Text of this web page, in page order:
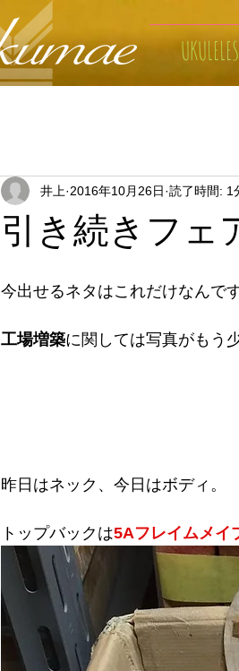
引き続きフェ
井上 2016年10月26日 読了時間: 1
今出せるネタはこれだけなんで
工場増築に関しては写真がもう
昨日はネック、今日はボディ。
トップバックは5Aフレイムメイ
UKULELES